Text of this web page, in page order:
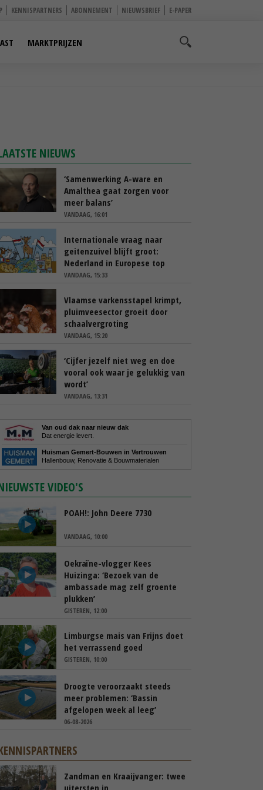
KENNISPARTNERS ABONNEMENT NIEUWSBRIEF E-PAPER
MARKTPRIJZEN
NIEUWS
‘Samenwerking A-ware en
Amalthea gaat zorgen voor
meer balans’
VANDAAG, 16:01
Internationale vraag naar
geitenzuivel blijft groot:
Nederland in Europese top
VANDAAG, 15:33
Vlaamse varkensstapel krimpt,
pluimveesector groeit door
schaalvergroting
VANDAAG, 15:20
‘Cijfer jezelf niet weg en doe
vooral ook waar je gelukkig van
wordt’
VANDAAG, 13:31
Van oud dak naar nieuw dak
Dat energie levert.
Huisman Gemert-Bouwen in Vertrouwen
Hallenbouw, Renovatie & Bouwmaterialen
VIDEO'S
POAH!: John Deere 7730
VANDAAG, 10:00
Oekraïne-vlogger Kees
Huizinga: ‘Bezoek van de
ambassade mag zelf groente
plukken’
GISTEREN, 12:00
Limburgse mais van Frijns doet
het verrassend goed
GISTEREN, 10:00
Droogte veroorzaakt steeds
meer problemen: ‘Bassin
afgelopen week al leeg’
06-08-2026
Zandman en Kraaijvanger: twee
uitersten in